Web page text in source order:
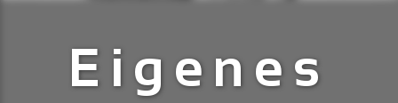
Eigenes